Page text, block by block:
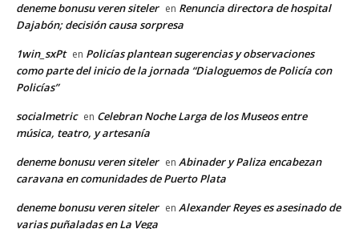
deneme bonusu veren siteler en Renuncia directora de hospital
Dajabón; decisión causa sorpresa
1win_sxPt en Policías plantean sugerencias y observaciones
como parte del inicio de la jornada “Dialoguemos de Policía con
Policías”
socialmetric en Celebran Noche Larga de los Museos entre
música, teatro, y artesanía
deneme bonusu veren siteler en Abinader y Paliza encabezan
caravana en comunidades de Puerto Plata
deneme bonusu veren siteler en Alexander Reyes es asesinado de
varias puñaladas en La Vega